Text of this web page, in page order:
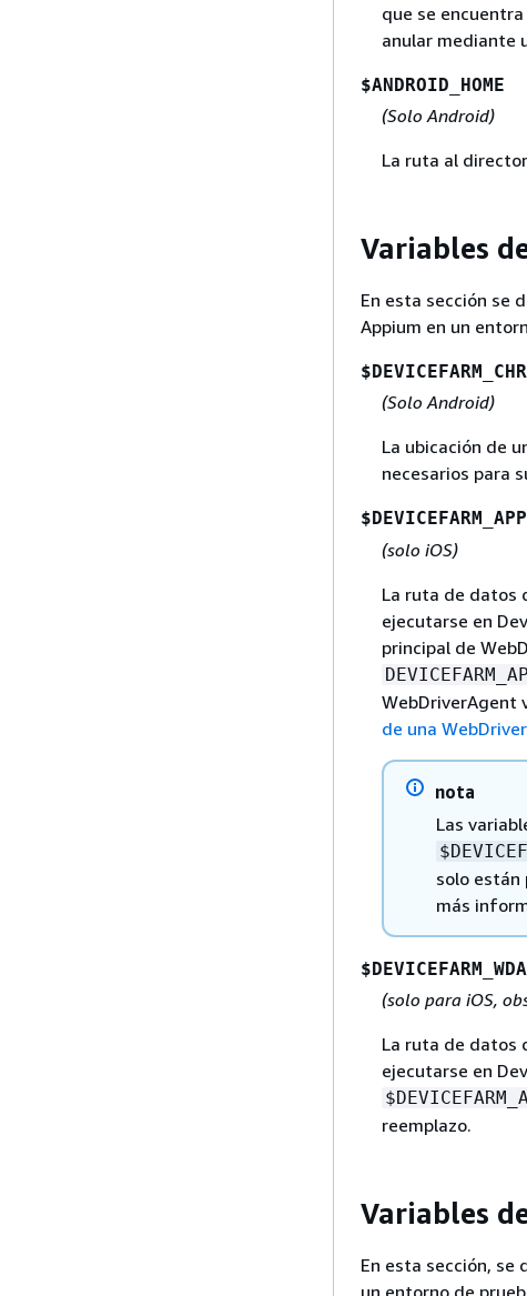
que se
anular mediante
$ANDROID_HOME
(Solo Android)
La ruta al
Variables
En esta sección se
Appium en un
(Solo Android)
La ubicación de
necesarios para
(solo iOS)
La ruta de datos
ejecutarse en
principal de
WebDriverAgent
de una
nota
Las
solo están
más
(solo para iOS,
La ruta de datos
ejecutarse en
reemplazo.
Variables
En esta sección, se